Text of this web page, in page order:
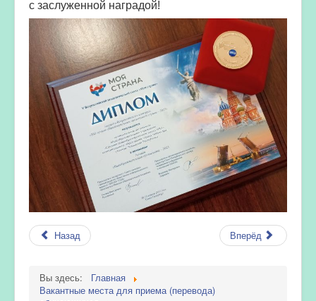
с заслуженной наградой!
Назад Вперёд
Вы здесь:
Главная
Вакантные места для приема (перевода)